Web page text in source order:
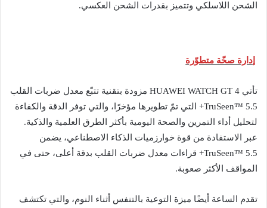
الشحن اللاسلكي وتتميز بقدرات الشحن العكسي.
إدارة صحّة متطوّرة
تأتي HUAWEI WATCH GT 4 مزودة بتقنية تتبّع معدل ضربات القلب
TruSeen™️ 5.5+ التي تمّ تطويرها مؤخرًا، والتي توفر الدقة والكفاءة
لتحليل أداء التمرين والصحة اليومية بأكثر الطرق العلمية والذكية.
عبر الاستفادة من قوة خوارزميات الذكاء الاصطناعي، يضمن
TruSeen™️ 5.5+ قراءات معدل ضربات القلب بدقة أعلى، حتى في
المواقف الأكثر صعوبة.
تقدم الساعة أيضًا ميزة التوعية بالتنفس أثناء النوم، والتي تكتشف